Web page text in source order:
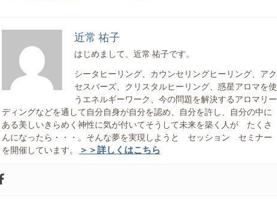
近常 祐子
はじめまして、近常 祐子です。
シータヒーリング、カウンセリングヒーリング、アク
セスバーズ、クリスタルヒーリング、惑星アロマを使
うエネルギーワーク、今の問題を解決するアロマリー
ディングなどを通して自分自身が自分を認め、自分を許し、自分の中に
ある美しいきらめく神性に気が付いてそうして未来を築く人が たくさ
んになったら・・・。そんな夢を実現しようと セッション セミナー
を開催しています。
＞＞詳しくはこちら